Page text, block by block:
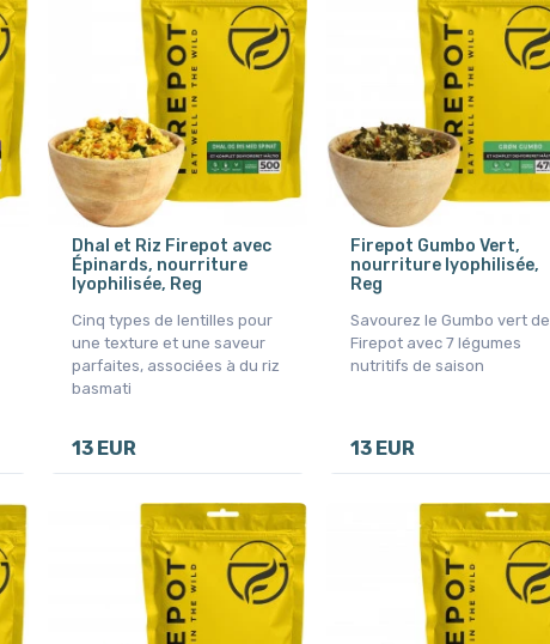
Dhal et Riz Firepot avec
Épinards, nourriture
lyophilisée, Reg
Cinq types de lentilles pour
une texture et une saveur
parfaites, associées à du riz
basmati
13 EUR
Firepot Gumbo Vert,
nourriture lyophilisée,
Reg
Savourez le Gumbo vert de
Firepot avec 7 légumes
nutritifs de saison
13 EUR